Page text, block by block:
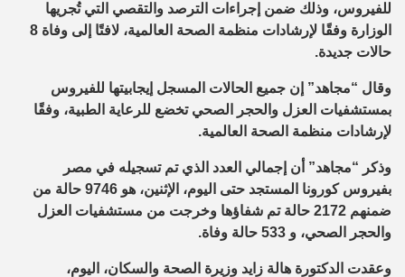
للفيروس، وذلك ضمن إجراءات الترصد والتقصي التي تُجريها
الوزارة وفقًا لإرشادات منظمة الصحة العالمية، لافتًا إلى وفاة 8
حالات جديدة.
وقال “مجاهد” إن جميع الحالات المسجل إيجابيتها للفيروس
بمستشفيات العزل والحجر الصحي تخضع للرعاية الطبية، وفقًا
لإرشادات منظمة الصحة العالمية.
وذكر “مجاهد” أن إجمالي العدد الذي تم تسجيله في مصر
بفيروس كورونا المستجد حتى اليوم، الإثنين، هو 9746 حالة من
ضمنهم 2172 حالة تم شفاؤها وخرجت من مستشفيات العزل
والحجر الصحي، و 533 حالة وفاة.
وعقدت الدكتورة هالة زايد وزيرة الصحة والسكان، اليوم،